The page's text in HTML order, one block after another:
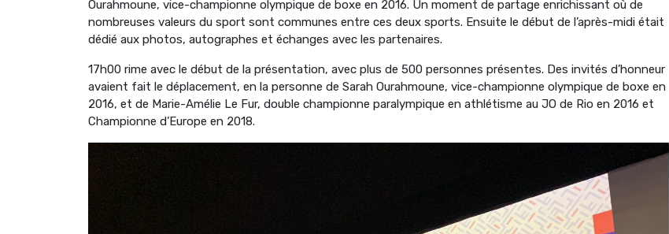
Ourahmoune, vice-championne olympique de boxe en 2016. Un moment de partage enrichissant où de
nombreuses valeurs du sport sont communes entre ces deux sports. Ensuite le début de l’après-midi était
dédié aux photos, autographes et échanges avec les partenaires.
17h00 rime avec le début de la présentation, avec plus de 500 personnes présentes. Des invités d’honneur
avaient fait le déplacement, en la personne de Sarah Ourahmoune, vice-championne olympique de boxe en
2016, et de Marie-Amélie Le Fur, double championne paralympique en athlétisme au JO de Rio en 2016 et
Championne d’Europe en 2018.